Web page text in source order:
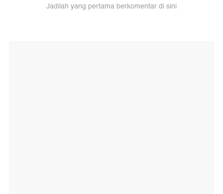
Jadilah yang pertama berkomentar di sini